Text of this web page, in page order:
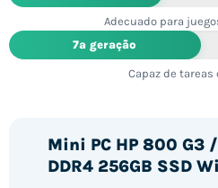
Adecuado para
7ª geração
Capaz de tareas
Mini PC HP 800 G3
DDR4 256GB SSD